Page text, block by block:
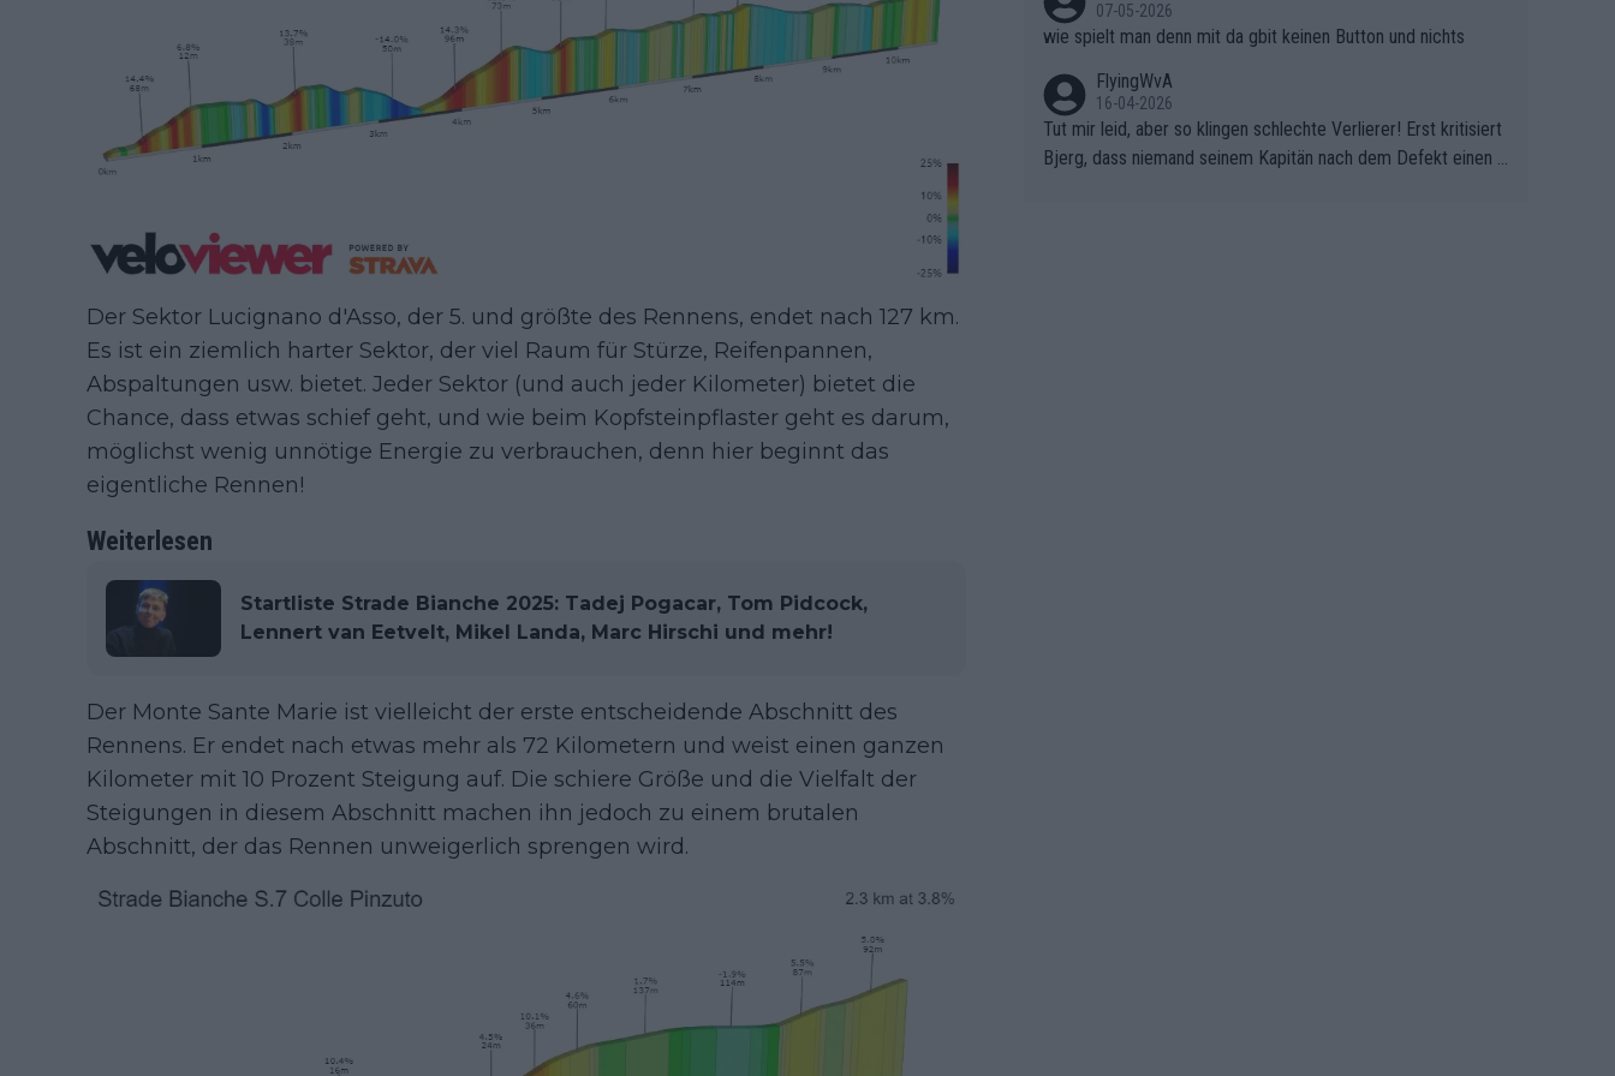
Der Sektor Lucignano d'Asso, der 5. und größte des Rennens, endet nach 127 km.
Es ist ein ziemlich harter Sektor, der viel Raum für Stürze, Reifenpannen,
Abspaltungen usw. bietet. Jeder Sektor (und auch jeder Kilometer) bietet die
Chance, dass etwas schief geht, und wie beim Kopfsteinpflaster geht es darum,
möglichst wenig unnötige Energie zu verbrauchen, denn hier beginnt das
eigentliche Rennen!
Weiterlesen
Startliste Strade Bianche 2025: Tadej Pogacar, Tom Pidcock,
Lennert van Eetvelt, Mikel Landa, Marc Hirschi und mehr!
Der Monte Sante Marie ist vielleicht der erste entscheidende Abschnitt des
Rennens. Er endet nach etwas mehr als 72 Kilometern und weist einen ganzen
Kilometer mit 10 Prozent Steigung auf. Die schiere Größe und die Vielfalt der
Steigungen in diesem Abschnitt machen ihn jedoch zu einem brutalen
Abschnitt, der das Rennen unweigerlich sprengen wird.
07-05-2026
wie spielt man denn mit da gbit keinen Button und nichts
FlyingWvA
16-04-2026
Tut mir leid, aber so klingen schlechte Verlierer! Erst kritisiert
Bjerg, dass niemand seinem Kapitän nach dem Defekt einen r